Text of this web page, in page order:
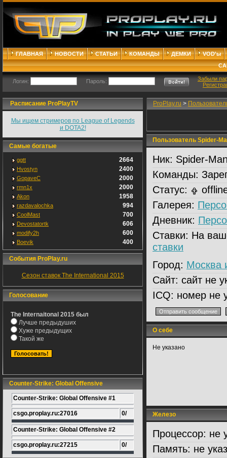
ГЛАВНАЯ НОВОСТИ СТАТЬИ КОМАНДЫ ДЕМКИ
VOD'ы
Логин: Пароль:
Забыли
Расписание ProPlayTV
Мы ищем стримеров по League of Legends
и DOTA2!
Самые богатые
ggtt 2664
Hvostyn 2400
GopaveC 2000
rmn1x 2000
Akon 1958
razdavalochka 994
CoolMast 700
Devostatortk 606
modify2h 600
Boevik 400
События ProPlay.ru
Сезон ставок The International 2015
Голосование
The Internaitonal 2015 был
Лучше предыдуших
Хуже предыдущих
Такой же
Counter-Strike: Global Offensive
Counter-Strike: Global Offensive #1
csgo.proplay.ru:27016 0/
Counter-Strike: Global Offensive #2
csgo.proplay.ru:27215 0/
ProPlay.ru >
Пользователь Spider-
Ник: Spider-
Команды:
Статус:
Галерея:
Дневник:
Ставки: На
ставки
Город:
Сайт: сайт не
ICQ: номер не
О себе
Не указано
Железо
Процессор: не
Память: не